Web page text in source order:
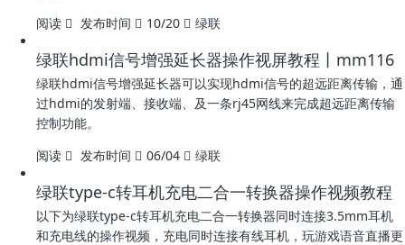
阅读
发布时间 10/20 绿联
绿联hdmi信号增强延长器操作视屏教程丨mm116
绿联hdmi信号增强延长器可以实现hdmi信号的超远距离传输，通
过hdmi的发射端、接收端、及一条rj45网线来完成超远距离传输
控制功能。
阅读
发布时间 06/04 绿联
绿联type-c转耳机充电二合一转换器操作视频教程
以下为绿联type-c转耳机充电二合一转换器同时连接3.5mm耳机
和充电线的操作视频，充电同时连接有线耳机，玩游戏语音直播更